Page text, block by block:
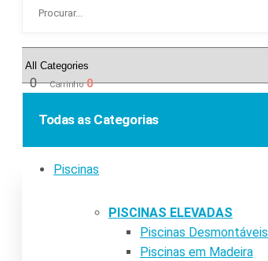
0 Carrinho0
Todas as Categorias
Piscinas
PISCINAS ELEVADAS
Piscinas Desmontáveis
Piscinas em Madeira